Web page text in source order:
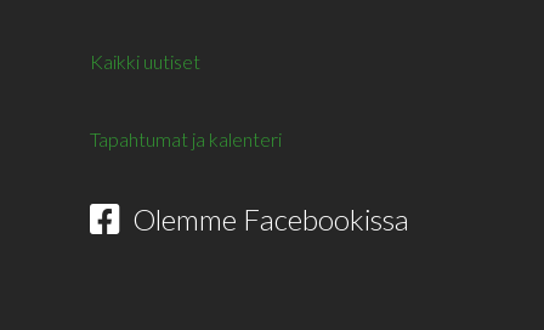
Kaikki uutiset
Tapahtumat ja kalenteri
Olemme Facebookissa